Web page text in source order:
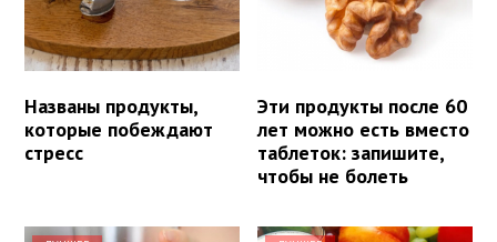
Названы продукты,
которые побеждают
стресс
Эти продукты после 60
лет можно есть вместо
таблеток: запишите,
чтобы не болеть